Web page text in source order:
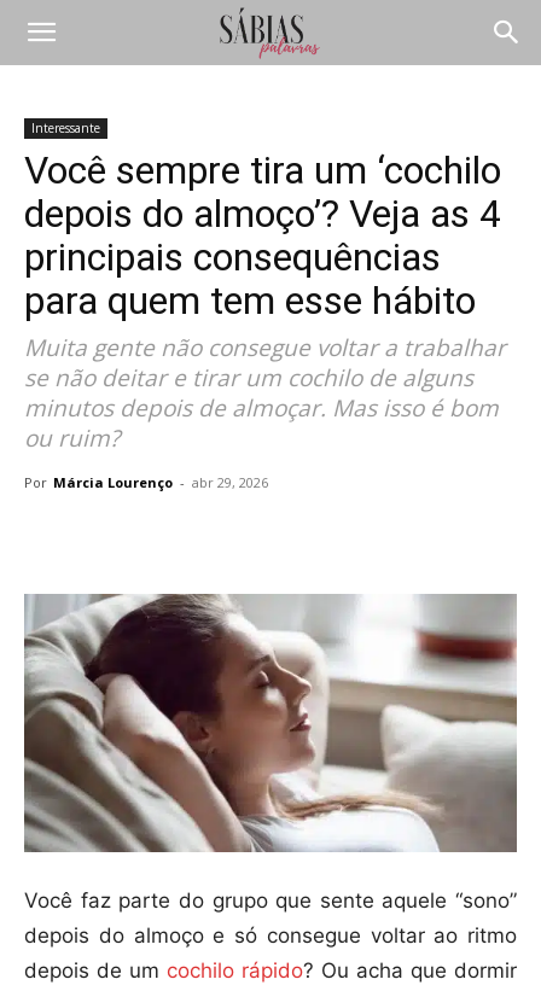
Interessante
Você sempre tira um ‘cochilo
depois do almoço’? Veja as 4
principais consequências
para quem tem esse hábito
Muita gente não consegue voltar a trabalhar
se não deitar e tirar um cochilo de alguns
minutos depois de almoçar. Mas isso é bom
ou ruim?
Por Márcia Lourenço - abr 29, 2026
Você faz parte do grupo que sente aquele “sono”
depois do almoço e só consegue voltar ao ritmo
depois de um cochilo rápido? Ou acha que dormir